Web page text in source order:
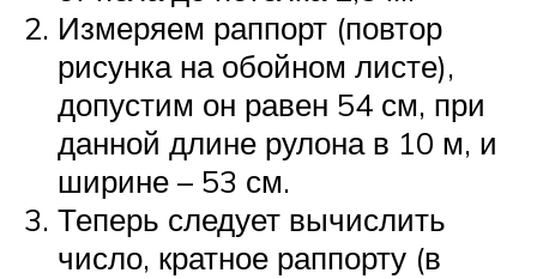
Измеряем раппорт (повтор
рисунка на обойном листе),
допустим он равен 54 см, при
данной длине рулона в 10 м, и
ширине – 53 см.
Теперь следует вычислить
число, кратное раппорту (в